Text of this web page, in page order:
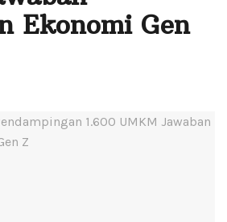
Ekonomi Gen